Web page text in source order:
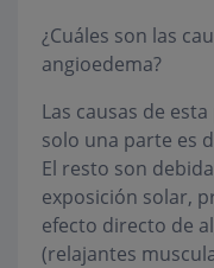
¿Cuáles son las
angioedema?
Las causas de
solo una parte es
El resto son
exposición solar,
efecto directo de
(relajantes